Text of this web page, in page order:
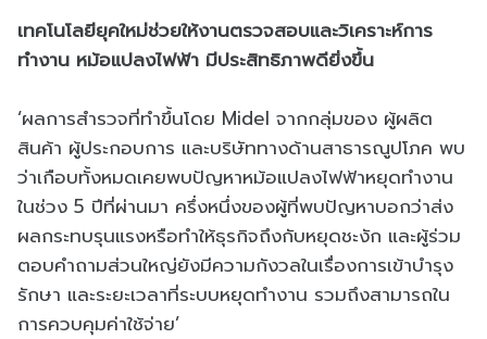
เทคโนโลยียุคใหม่ช่วยให้งานตรวจสอบและวิเคราะห์การ
ทำงาน หม้อแปลงไฟฟ้า มีประสิทธิภาพดียิ่งขึ้น
‘ผลการสำรวจที่ทำขึ้นโดย Midel จากกลุ่มของ ผู้ผลิต
สินค้า ผู้ประกอบการ และบริษัททางด้านสาธารณูปโภค พบ
ว่าเกือบทั้งหมดเคยพบปัญหาหม้อแปลงไฟฟ้าหยุดทำงาน
ในช่วง 5 ปีที่ผ่านมา ครึ่งหนึ่งของผู้ที่พบปัญหาบอกว่าส่ง
ผลกระทบรุนแรงหรือทำให้ธุรกิจถึงกับหยุดชะงัก และผู้ร่วม
ตอบคำถามส่วนใหญ่ยังมีความกังวลในเรื่องการเข้าบำรุง
รักษา และระยะเวลาที่ระบบหยุดทำงาน รวมถึงสามารถใน
การควบคุมค่าใช้จ่าย’